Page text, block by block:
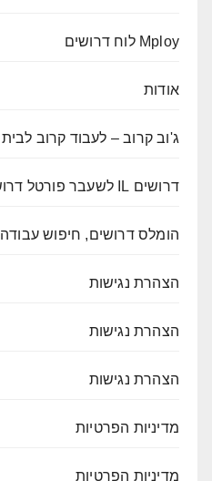
Mploy לוח דרושים
אודות
ג'וב קרוב – לעבוד קרוב לבית
דרושים IL לשעבר פורטל דרושים
הומלס דרושים, חיפוש עבודה
הצהרת נגישות
הצהרת נגישות
הצהרת נגישות
מדיניות הפרטיות
מדיניות הפרטיות